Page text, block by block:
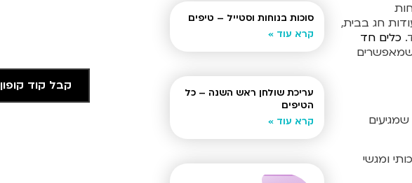
חג בבית,
כלים חד
שמאפשרים
ומגשי
סוכות בנוחות וסטייל – טיפים
קרא עוד »
עריכת שולחן ראש השנה – כל
הטיפים
קרא עוד »
קבל קוד